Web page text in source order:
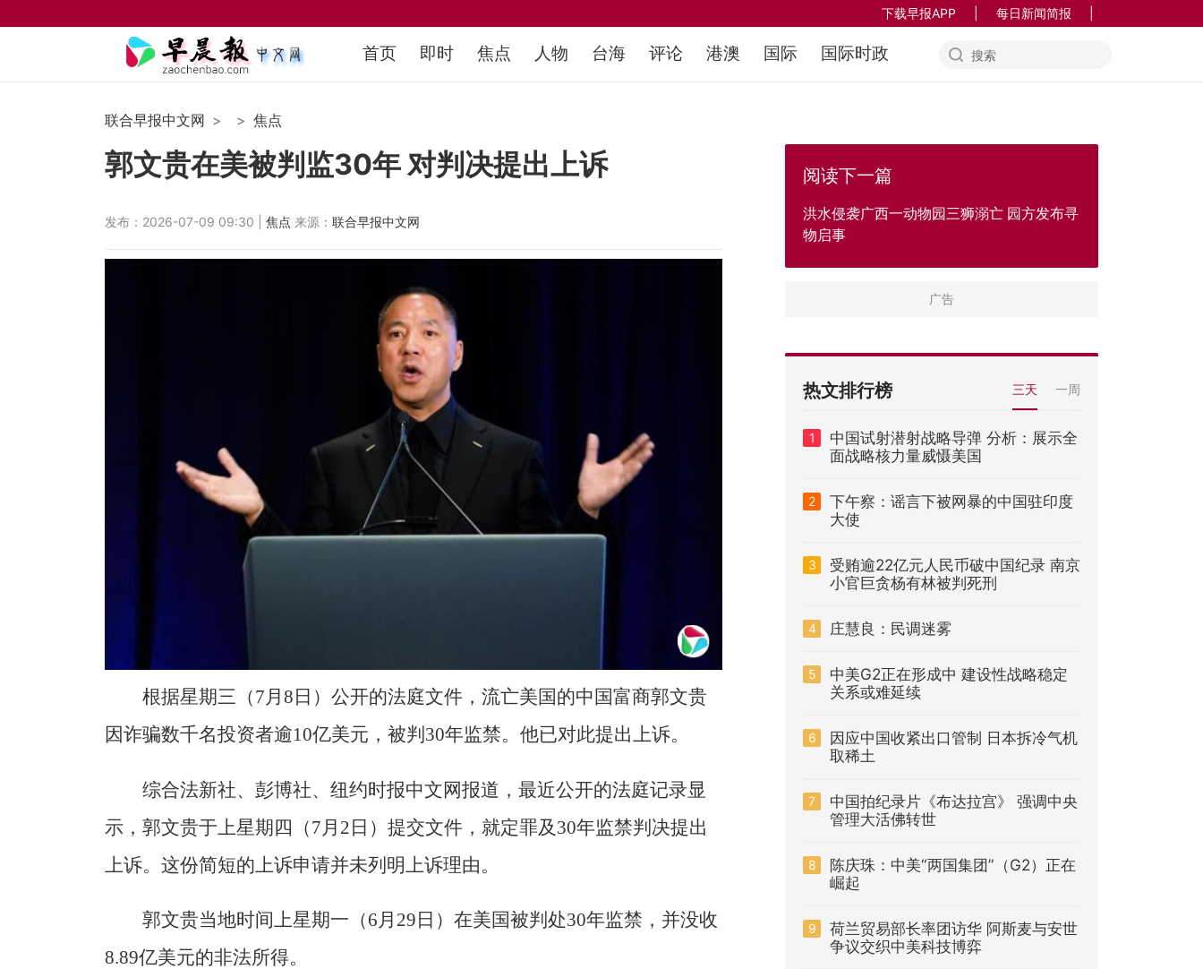
下载早报APP 每日新闻简报
首页 即时 焦点 人物 台海 评论 港澳 国际 国际时政
联合早报中文网 焦点
郭文贵在美被判监30年 对判决提出上诉
发布：2026-07-09 09:30 | 焦点 来源： 联合早报中文网
根据星期三（7月8日）公开的法庭文件，流亡美国的中国富商郭文贵
因诈骗数千名投资者逾10亿美元，被判30年监禁。他已对此提出上诉。
综合法新社、彭博社、纽约时报中文网报道，最近公开的法庭记录显
示，郭文贵于上星期四（7月2日）提交文件，就定罪及30年监禁判决提出
上诉。这份简短的上诉申请并未列明上诉理由。
郭文贵当地时间上星期一（6月29日）在美国被判处30年监禁，并没收
8.89亿美元的非法所得。
阅读下一篇
洪水侵袭广西一动物园三狮溺亡 园方发布寻
物启事
热文排行榜 三天 一周
1
中国试射潜射战略导弹 分析：展示全
面战略核力量威慑美国
2
下午察：谣言下被网暴的中国驻印度
大使
3
受贿逾22亿元人民币破中国纪录 南京
小官巨贪杨有林被判死刑
4 庄慧良：民调迷雾
5
中美G2正在形成中 建设性战略稳定
关系或难延续
6
因应中国收紧出口管制 日本拆冷气机
取稀土
7
中国拍纪录片《布达拉宫》 强调中央
管理大活佛转世
8
陈庆珠：中美“两国集团”（G2）正在
崛起
9
荷兰贸易部长率团访华 阿斯麦与安世
争议交织中美科技博弈